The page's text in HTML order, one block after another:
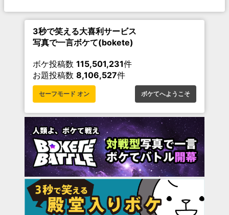
3秒で笑える大喜利サービス
写真で一言ボケて(bokete)
ボケ投稿数 115,501,231件
お題投稿数 8,106,527件
セーフモード オン ボケてへようこそ